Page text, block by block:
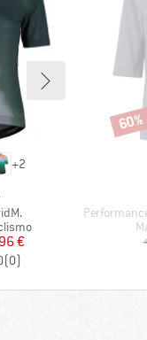
+2
ridotto
€
(0)
Articolo
60%